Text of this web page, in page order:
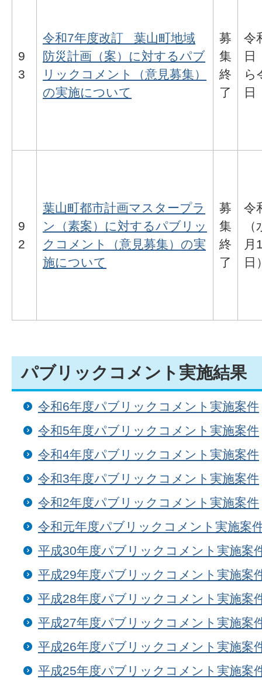
9
3
令和7年度改訂 葉山町地域
防災計画（案）に対するパブ
リックコメント（意見募集）
の実施について
募
集
終
了
令
日
ら
日
9
2
葉山町都市計画マスタープラ
ン（素案）に対するパブリッ
クコメント（意見募集）の実
施について
募
集
終
了
令
月
日
パブリックコメント実施結果
令和6年度パブリックコメント実施案件
令和5年度パブリックコメント実施案件
令和4年度パブリックコメント実施案件
令和3年度パブリックコメント実施案件
令和2年度パブリックコメント実施案件
令和元年度パブリックコメント実施案
平成30年度パブリックコメント実施案
平成29年度パブリックコメント実施案
平成28年度パブリックコメント実施案
平成27年度パブリックコメント実施案
平成26年度パブリックコメント実施案
平成25年度パブリックコメント実施案